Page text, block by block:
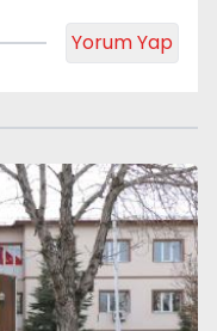
Yorum Yap